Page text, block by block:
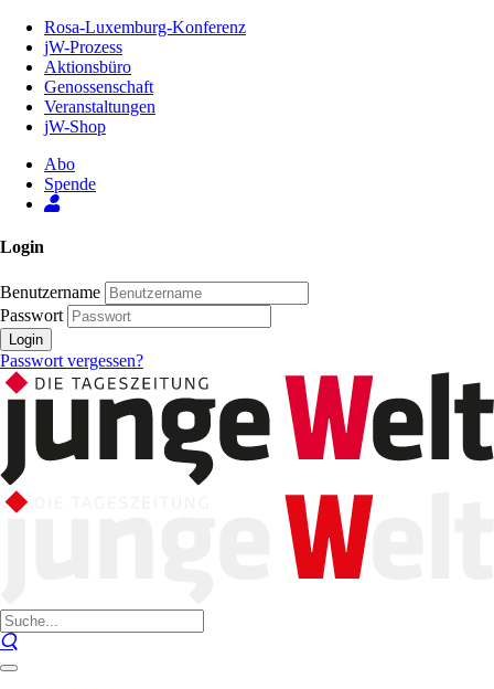
Inhalt
Seite
Rosa-Luxemburg-Konferenz
jW-Prozess
Aktionsbüro
Genossenschaft
Veranstaltungen
jW-Shop
Abo
Spende
Login
Benutzername
Passwort
Login
Passwort vergessen?